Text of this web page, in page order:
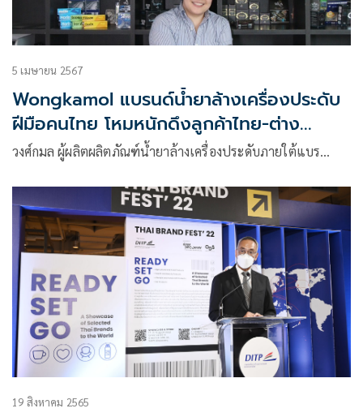
5 เมษายน 2567
Wongkamol แบรนด์น้ำยาล้างเครื่องประดับ
ฝีมือคนไทย โหมหนักดึงลูกค้าไทย-ต่าง
ประเทศ ดันยอดขายโต
วงศ์กมล ผู้ผลิตผลิตภัณฑ์น้ำยาล้างเครื่องประดับภายใต้แบร…
19 สิงหาคม 2565